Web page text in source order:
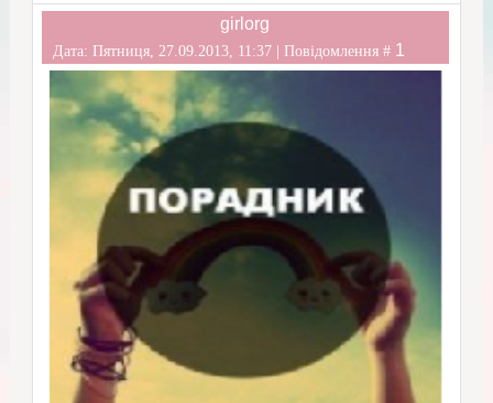
girlorg
Дата: Пятниця, 27.09.2013, 11:37 | Повідомлення # 1